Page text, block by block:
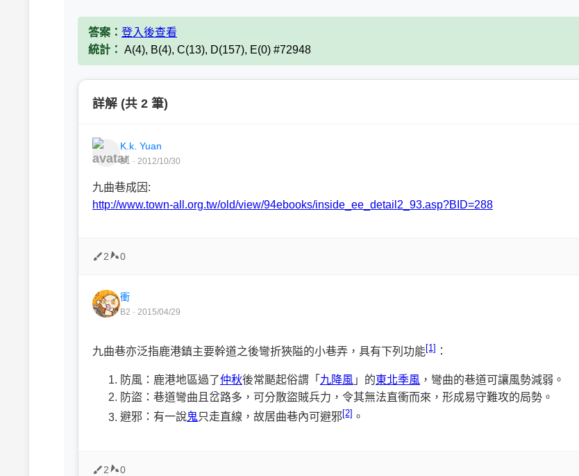
答案： 登入後查看
統計： A(4), B(4), C(13), D(157), E(0) #72948
詳解 (共 2 筆)
K.k. Yuan
B1 · 2012/10/30
九曲巷成因:
http://www.town-all.org.tw/old/view/94ebooks/inside_ee_detail2_93.asp?BID=288
2 0
衝
B2 · 2015/04/29
九曲巷亦泛指鹿港鎮主要幹道之後彎折狹隘的小巷弄，具有下列功能 [1] ：
防風：鹿港地區過了仲秋後常颳起俗謂「 九降風 」的東北季風 ，彎曲的巷道可讓風勢減弱。
防盜：巷道彎曲且岔路多，可分散盜賊兵力，令其無法直衝而來，形成易守難攻的局勢。
避邪：有一說鬼只走直線，故居曲巷內可避邪 [2] 。
2 0